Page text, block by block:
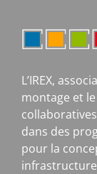
L’IREX,
montage et
dans des
pour la